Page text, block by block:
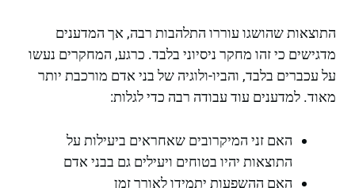
התוצאות שהושגו עוררו התלהבות רבה, אך המדענים
מדגישים כי זהו מחקר ניסיוני בלבד. כרגע, המחקרים נעשו
על עכברים בלבד, והביו-ולוגיה של בני אדם מורכבת יותר
מאוד. למדענים עוד עבודה רבה כדי לגלות:
האם זני המיקרובים שאחראים ביעילות על
התוצאות יהיו בטוחים ויעילים גם בבני אדם
האם ההשפעות יתמידו לאורך זמן